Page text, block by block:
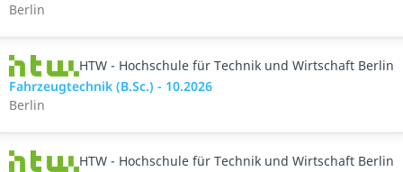
Berlin
HTW - Hochschule für Technik und Wirtschaft Berlin
Fahrzeugtechnik (B.Sc.) - 10.2026
Berlin
HTW - Hochschule für Technik und Wirtschaft Berlin